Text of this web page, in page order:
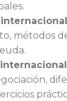
métodos